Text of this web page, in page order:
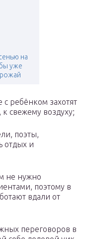
на
уже
ребёнком захотят
свежему воздуху;
поэты,
отдых и
не нужно
поэтому в
вдали от
переговоров в